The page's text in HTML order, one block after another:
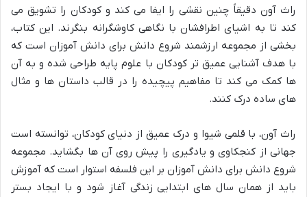
راث آون دقیقاً چنین نقشی را ایفا می کند و کودکان را تشویق می
کند تا به اشیای اطرافشان با نگاهی کاوشگرانه بنگرند. این کتاب،
بخشی از مجموعه ارزشمند شروع دانش برای دانش آموزان است که
با هدف آشنایی عمیق تر کودکان با علوم پایه طراحی شده و به آن
ها کمک می کند تا مفاهیم پیچیده را در قالب داستان ها و مثال
های ساده درک کنند.
راث آون، با قلمی شیوا و درک عمیق از دنیای کودکان، توانسته است
جهانی از کنجکاوی و یادگیری را پیش روی آن ها بگشاید. مجموعه
شروع دانش برای دانش آموزان بر این فلسفه استوار است که آموزش
باید از همان سال های ابتدایی زندگی آغاز شود و با ایجاد بستر